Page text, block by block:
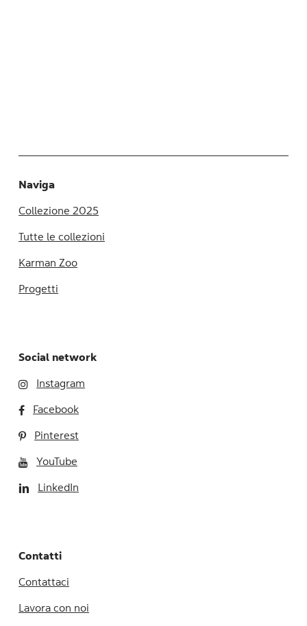
Naviga
Collezione 2025
Tutte le collezioni
Karman Zoo
Progetti
Social network
Instagram
Facebook
Pinterest
YouTube
LinkedIn
Contatti
Contattaci
Lavora con noi